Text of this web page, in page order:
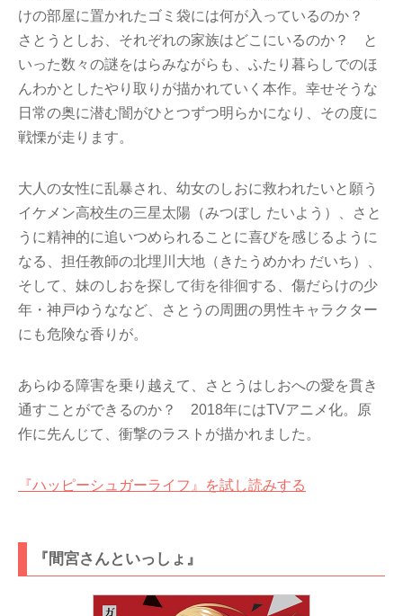
けの部屋に置かれたゴミ袋には何が入っているのか？
さとうとしお、それぞれの家族はどこにいるのか？ と
いった数々の謎をはらみながらも、ふたり暮らしでのほ
んわかとしたやり取りが描かれていく本作。幸せそうな
日常の奥に潜む闇がひとつずつ明らかになり、その度に
戦慄が走ります。
大人の女性に乱暴され、幼女のしおに救われたいと願う
イケメン高校生の三星太陽（みつぼし たいよう）、さと
うに精神的に追いつめられることに喜びを感じるように
なる、担任教師の北埋川大地（きたうめかわ だいち）、
そして、妹のしおを探して街を徘徊する、傷だらけの少
年・神戸ゆうななど、さとうの周囲の男性キャラクター
にも危険な香りが。
あらゆる障害を乗り越えて、さとうはしおへの愛を貫き
通すことができるのか？ 2018年にはTVアニメ化。原
作に先んじて、衝撃のラストが描かれました。
『ハッピーシュガーライフ』を試し読みする
『間宮さんといっしょ』